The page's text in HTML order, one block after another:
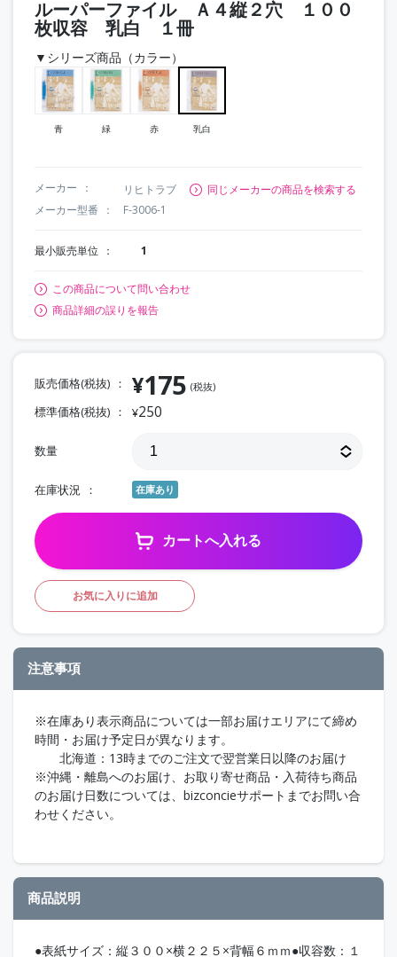
ルーパーファイル Ａ４縦２穴 １００
枚収容 乳白 １冊
▼シリーズ商品（カラー）
青 緑 赤 乳白
メーカー リヒトラブ
同じメーカーの商品を検索する
メーカー型番
F-3006-1
最小販売単位 1
この商品について問い合わせ
商品詳細の誤りを報告
販売価格(税抜) ¥175 (税抜)
標準価格(税抜) ¥250
数量
在庫状況 在庫あり
カートへ入れる
お気に入りに追加
注意事項
※在庫あり表示商品については一部お届けエリアにて締め
時間・お届け予定日が異なります。
北海道：13時までのご注文で翌営業日以降のお届け
※沖縄・離島へのお届け、お取り寄せ商品・入荷待ち商品
のお届け日数については、bizconcieサポートまでお問い合
わせください。
商品説明
●表紙サイズ：縦３００×横２２５×背幅６ｍｍ●収容数：１